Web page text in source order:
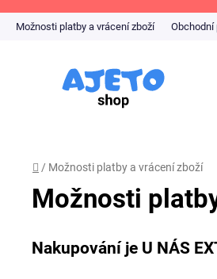
Možnosti platby a vrácení zboží Obchodní
Domů
/ Možnosti platby a vrácení zboží
Možnosti
Nakupování je U NÁS